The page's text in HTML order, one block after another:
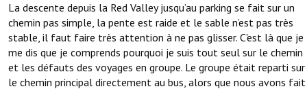
La descente depuis la Red Valley jusqu’au parking se fait sur un
chemin pas simple, la pente est raide et le sable n’est pas très
stable, il faut faire très attention à ne pas glisser. C'est là que je
me dis que je comprends pourquoi je suis tout seul sur le chemin
et les défauts des voyages en groupe. Le groupe était reparti sur
le chemin principal directement au bus, alors que nous avons fait